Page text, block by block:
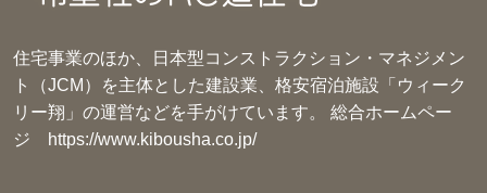
住宅事業のほか、日本型コンストラクション・マネジメン
ト（JCM）を主体とした建設業、格安宿泊施設「ウィーク
リー翔」の運営などを手がけています。 総合ホームペー
ジ
https://www.kibousha.co.jp/